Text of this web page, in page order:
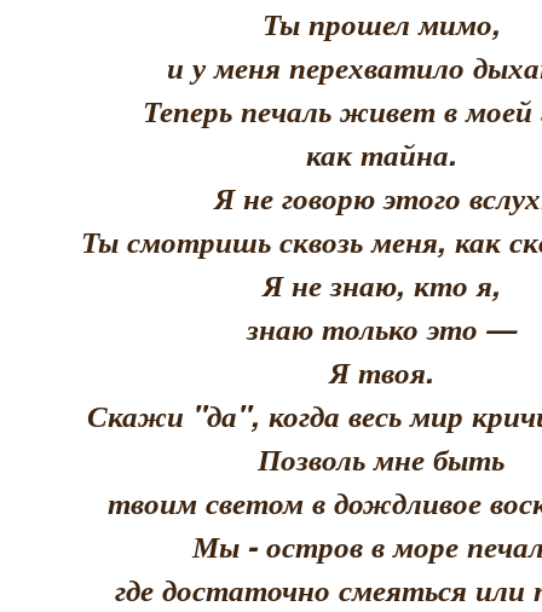
Ты прошел мимо,
и у меня перехватило
Теперь печаль живет в моей
как тайна.
Я не говорю этого
Ты смотришь сквозь меня, как
Я не знаю, кто я,
знаю только это —
Я твоя.
Скажи "да", когда весь мир
Позволь мне быть
твоим светом в дождливое
Мы - остров в море
где достаточно смеяться или